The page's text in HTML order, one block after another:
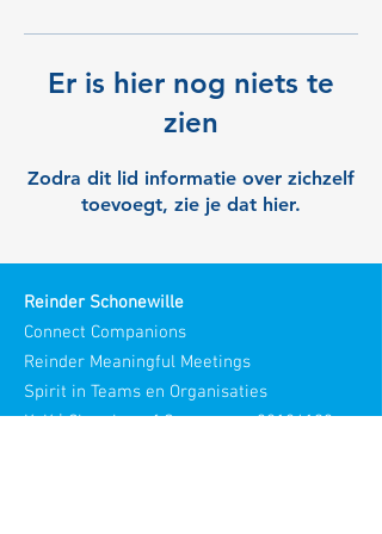
Er is hier nog niets te
zien
Zodra dit lid informatie over zichzelf
toevoegt, zie je dat hier.
Reinder Schonewille
Connect Companions
Reinder Meaningful Meetings
Spirit in Teams en Organisaties
KvK | Chamber of Commerce:30186193